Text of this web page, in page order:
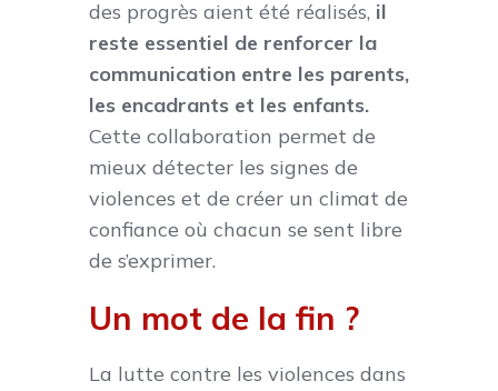
des progrès aient été réalisés, il
reste essentiel de renforcer la
communication entre les parents,
les encadrants et les enfants.
Cette collaboration permet de
mieux détecter les signes de
violences et de créer un climat de
confiance où chacun se sent libre
de s’exprimer.
Un mot de la fin ?
La lutte contre les violences dans